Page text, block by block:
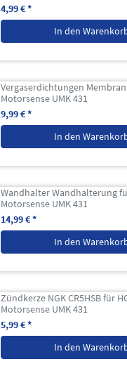
4,99 € *
In den
Vergaserdichtungen
Motorsense UMK 431
9,99 € *
In den
Wandhalter Wandhalterung
Motorsense UMK 431
14,99 € *
In den
Zündkerze NGK CR5HSB für
Motorsense UMK 431
5,99 € *
In den